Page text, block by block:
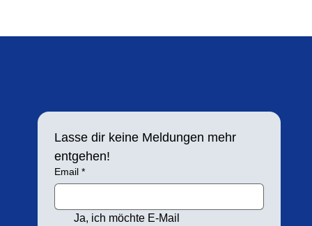
Lasse dir keine Meldungen mehr
entgehen!
Email *
Ja, ich möchte E-Mail